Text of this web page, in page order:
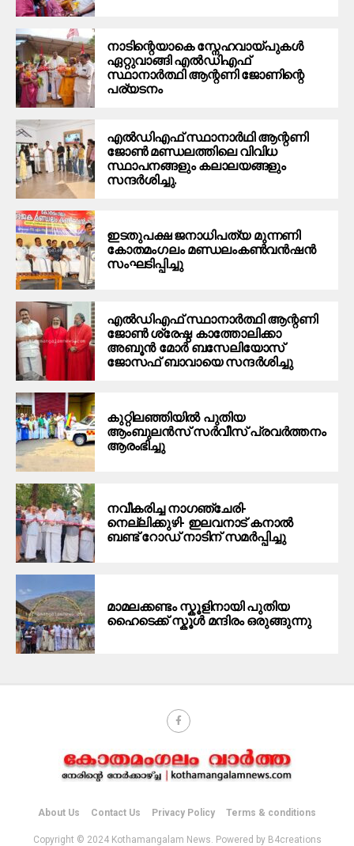
നാടിന്റെയാകെ സ്നേഹവായ്പുകൾ
ഏറ്റുവാങ്ങി എൽഡിഎഫ്
സ്ഥാനാർത്ഥി ആന്റണി ജോണിന്റെ
പര്യടനം
എൽഡിഎഫ് സ്ഥാനാർഥി ആന്റണി
ജോൺ മണ്ഡലത്തിലെ വിവിധ
സ്ഥാപനങ്ങളും കലാലയങ്ങളും
സന്ദർശിച്ചു.
ഇടതുപക്ഷ ജനാധിപത്യ മുന്നണി
കോതമംഗലം മണ്ഡലംകൺവൻഷൻ
സംഘടിപ്പിച്ചു
എൽഡിഎഫ് സ്ഥാനാർത്ഥി ആന്റണി
ജോൺ ശ്രേഷ്ഠ കാത്തോലിക്കാ
അബൂൻ മോർ ബസേലിയോസ്
ജോസഫ് ബാവായെ സന്ദർശിച്ചു
കുറ്റിലഞ്ഞിയിൽ പുതിയ
ആംബുലൻസ് സർവീസ് പ്രവർത്തനം
ആരംഭിച്ചു
നവീകരിച്ച നാഗഞ്ചേരി-
നെല്ലിക്കുഴി- ഇലവനാട് കനാൽ
ബണ്ട് റോഡ് നാടിന് സമർപ്പിച്ചു
മാമലക്കണ്ടം സ്കൂളിനായി പുതിയ
ഹൈടെക്ക് സ്കൂൾ മന്ദിരം ഒരുങ്ങുന്നു
About Us Contact Us Privacy Policy Terms & conditions
Copyright © 2024 Kothamangalam News. Powered by B4creations